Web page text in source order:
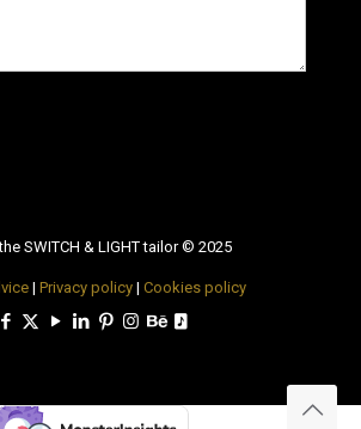
SWITCH & LIGHT tailor © 2025
| Privacy policy| Cookies policy